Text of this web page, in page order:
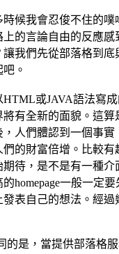
候我會忍俊不住的噗
的言論自由的反應感
我們先從部落格到底
。
或JAVA語法寫
有全新的面貌。這算
人們體認到一個事實
的財富倍增。比較有
待，是不是有一種介
homepage一般一定
表自己的想法。經過
的是，當提供部落格